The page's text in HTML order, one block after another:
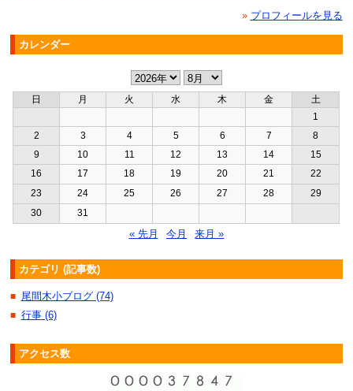
» プロフィールを見る
カレンダー
日 月 火 水 木 金
土
1
2
3 4 5 6 7
8
9
10 11 12 13 14
15
16
17 18 19 20 21
22
23
24 25 26 27 28
29
30
31
« 先月 今月 来月 »
カテゴリ (記事数)
■ 尾間木小ブログ (74)
■ 行事 (6)
アクセス数